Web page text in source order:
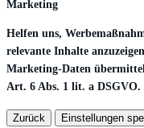
Marketing
Helfen uns,
relevante Inhalte
Marketing-Daten
Art. 6 Abs. 1 lit. a DSGVO.
Zurück Einstellungen